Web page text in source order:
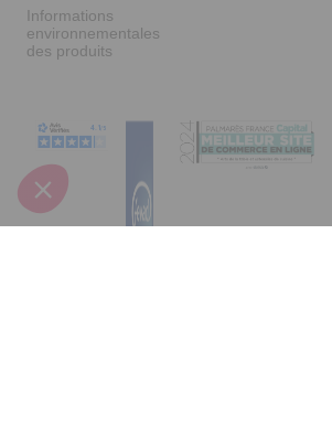
Informations
environnementales
des produits